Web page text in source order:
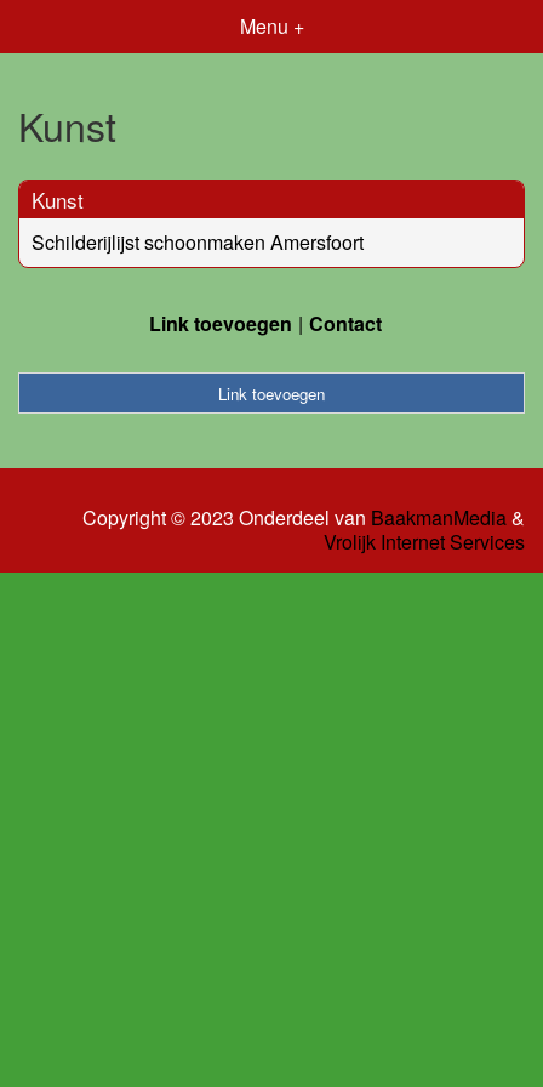
Menu +
Kunst
Kunst
Schilderijlijst schoonmaken Amersfoort
Link toevoegen Contact
Link toevoegen
Copyright © 2023 Onderdeel van BaakmanMedia&
Vrolijk Internet Services